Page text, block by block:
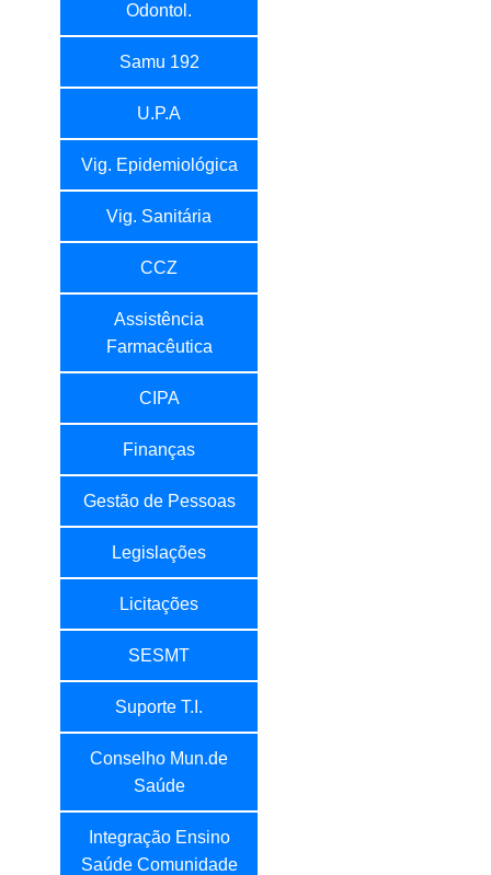
Odontol.
Samu 192
U.P.A
Vig. Epidemiológica
Vig. Sanitária
CCZ
Assistência
Farmacêutica
CIPA
Finanças
Gestão de Pessoas
Legislações
Licitações
SESMT
Suporte T.I.
Conselho Mun.de
Saúde
Integração Ensino
Saúde Comunidade